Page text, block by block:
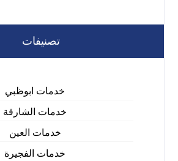
تصنيفات
خدمات ابوظبي
خدمات الشارقة
خدمات العين
خدمات الفجيرة